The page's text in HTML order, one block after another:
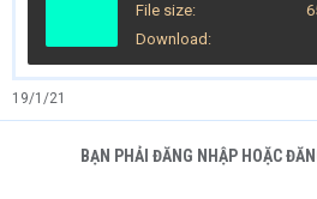
File size
Download
19/1/21
BẠN PHẢI ĐĂNG NHẬP HOẶC